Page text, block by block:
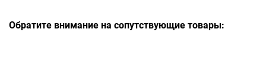
Обратите внимание на сопутствующие товары: